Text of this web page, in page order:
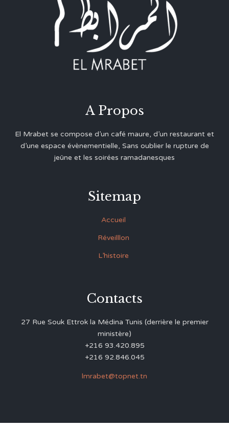
A Propos
El Mrabet se compose d’un café maure, d’un restaurant et
d’une espace évènementielle, Sans oublier le rupture de
jeûne et les soirées ramadanesques
Sitemap
Accueil
Réveilllon
L’histoire
Contacts
27 Rue Souk Ettrok la Médina Tunis (derrière le premier
ministère)
+216 93.420.895
+216 92.846.045
lmrabet@topnet.tn